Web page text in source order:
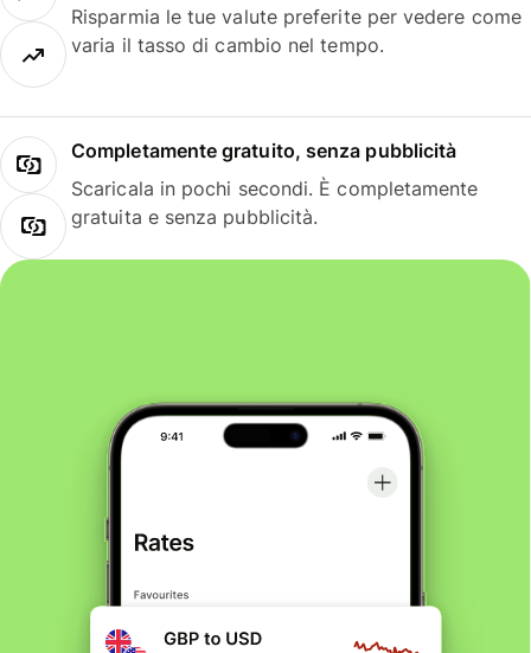
Risparmia le tue valute preferite per vedere come
varia il tasso di cambio nel tempo.
Completamente gratuito, senza pubblicità
Scaricala in pochi secondi. È completamente
gratuita e senza pubblicità.